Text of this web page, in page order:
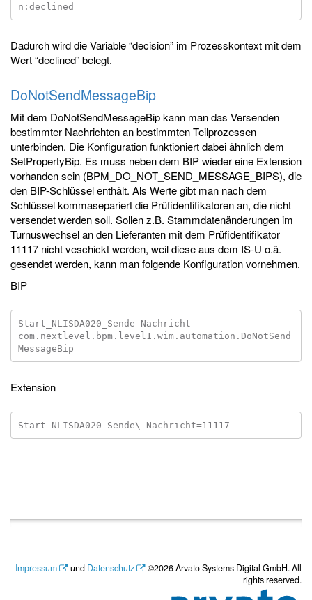
Dadurch wird die Variable “decision” im Prozesskontext mit dem
Wert “declined” belegt.
DoNotSendMessageBip
Mit dem DoNotSendMessageBip kann man das Versenden
bestimmter Nachrichten an bestimmten Teilprozessen
unterbinden. Die Konfiguration funktioniert dabei ähnlich dem
SetPropertyBip. Es muss neben dem BIP wieder eine Extension
vorhanden sein (BPM_DO_NOT_SEND_MESSAGE_BIPS), die
den BIP-Schlüssel enthält. Als Werte gibt man nach dem
Schlüssel kommasepariert die Prüfidentifikatoren an, die nicht
versendet werden soll. Sollen z.B. Stammdatenänderungen im
Turnuswechsel an den Lieferanten mit dem Prüfidentifikator
11117 nicht veschickt werden, weil diese aus dem IS-U o.ä.
gesendet werden, kann man folgende Konfiguration vornehmen.
BIP
Start_NLISDA020_Sende Nachricht
com.nextlevel.bpm.level1.wim.automation.DoNotSend
Extension
Impressum und Datenschutz
©2026 Arvato Systems Digital GmbH. All
rights reserved.